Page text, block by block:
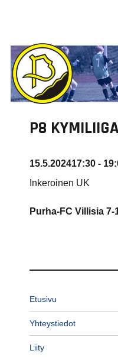
P8 KYMILIIGA
15.5.202417:30 -
Inkeroinen UK
Purha-FC Villisia
Etusivu
Yhteystiedot
Liity